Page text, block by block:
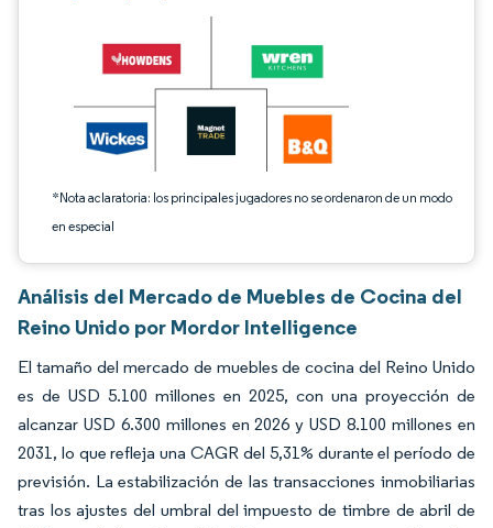
*Nota aclaratoria: los principales jugadores no se ordenaron de un modo
en especial
Análisis del Mercado de Muebles de Cocina del
Reino Unido por Mordor Intelligence
El tamaño del mercado de muebles de cocina del Reino Unido
es de USD 5.100 millones en 2025, con una proyección de
alcanzar USD 6.300 millones en 2026 y USD 8.100 millones en
2031, lo que refleja una CAGR del 5,31% durante el período de
previsión. La estabilización de las transacciones inmobiliarias
tras los ajustes del umbral del impuesto de timbre de abril de